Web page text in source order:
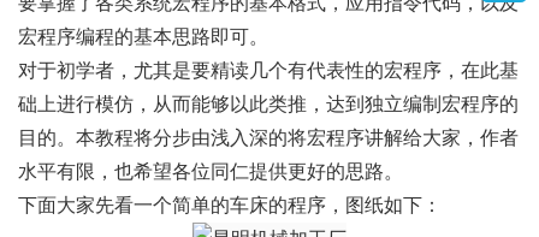
宏程序编程的基本思路即可。
对于初学者，尤其是要精读几个有代表性的宏程序，在此基
础上进行模仿，从而能够以此类推，达到独立编制宏程序的
目的。本教程将分步由浅入深的将宏程序讲解给大家，作者
水平有限，也希望各位同仁提供更好的思路。
下面大家先看一个简单的车床的程序，图纸如下：